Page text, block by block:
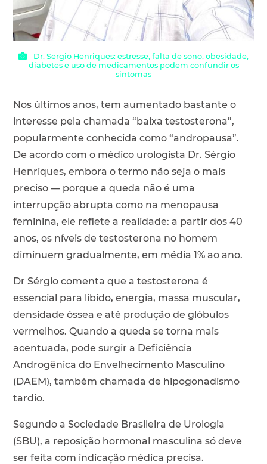
Dr. Sergio Henriques: estresse, falta de sono, obesidade,
diabetes e uso de medicamentos podem confundir os
sintomas
Nos últimos anos, tem aumentado bastante o
interesse pela chamada “baixa testosterona”,
popularmente conhecida como “andropausa”.
De acordo com o médico urologista Dr. Sérgio
Henriques, embora o termo não seja o mais
preciso — porque a queda não é uma
interrupção abrupta como na menopausa
feminina, ele reflete a realidade: a partir dos 40
anos, os níveis de testosterona no homem
diminuem gradualmente, em média 1% ao ano.
Dr Sérgio comenta que a testosterona é
essencial para libido, energia, massa muscular,
densidade óssea e até produção de glóbulos
vermelhos. Quando a queda se torna mais
acentuada, pode surgir a Deficiência
Androgênica do Envelhecimento Masculino
(DAEM), também chamada de hipogonadismo
tardio.
Segundo a Sociedade Brasileira de Urologia
(SBU), a reposição hormonal masculina só deve
ser feita com indicação médica precisa.